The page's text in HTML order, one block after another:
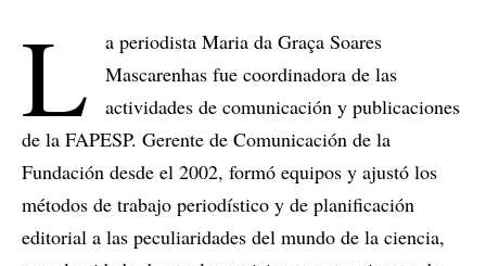
L
a periodista Maria da Graça Soares
Mascarenhas fue coordinadora de las
actividades de comunicación y publicaciones
de la FAPESP. Gerente de Comunicación de la
Fundación desde el 2002, formó equipos y ajustó los
métodos de trabajo periodístico y de planificación
editorial a las peculiaridades del mundo de la ciencia,